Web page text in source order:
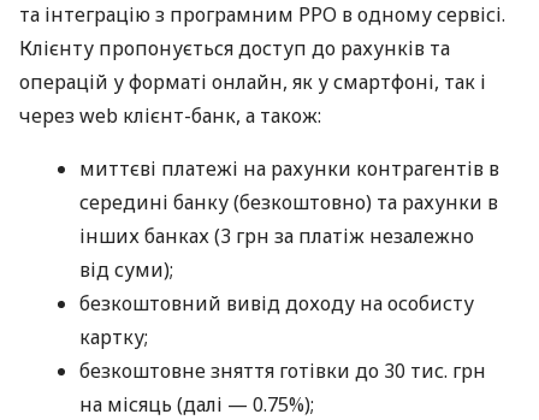
та інтеграцію з програмним РРО в одному сервісі.
Клієнту пропонується доступ до рахунків та
операцій у форматі онлайн, як у смартфоні, так і
через web клієнт-банк, а також:
миттєві платежі на рахунки контрагентів в
середині банку (безкоштовно) та рахунки в
інших банках (3 грн за платіж незалежно
від суми);
безкоштовний вивід доходу на особисту
картку;
безкоштовне зняття готівки до 30 тис. грн
на місяць (далі — 0.75%);